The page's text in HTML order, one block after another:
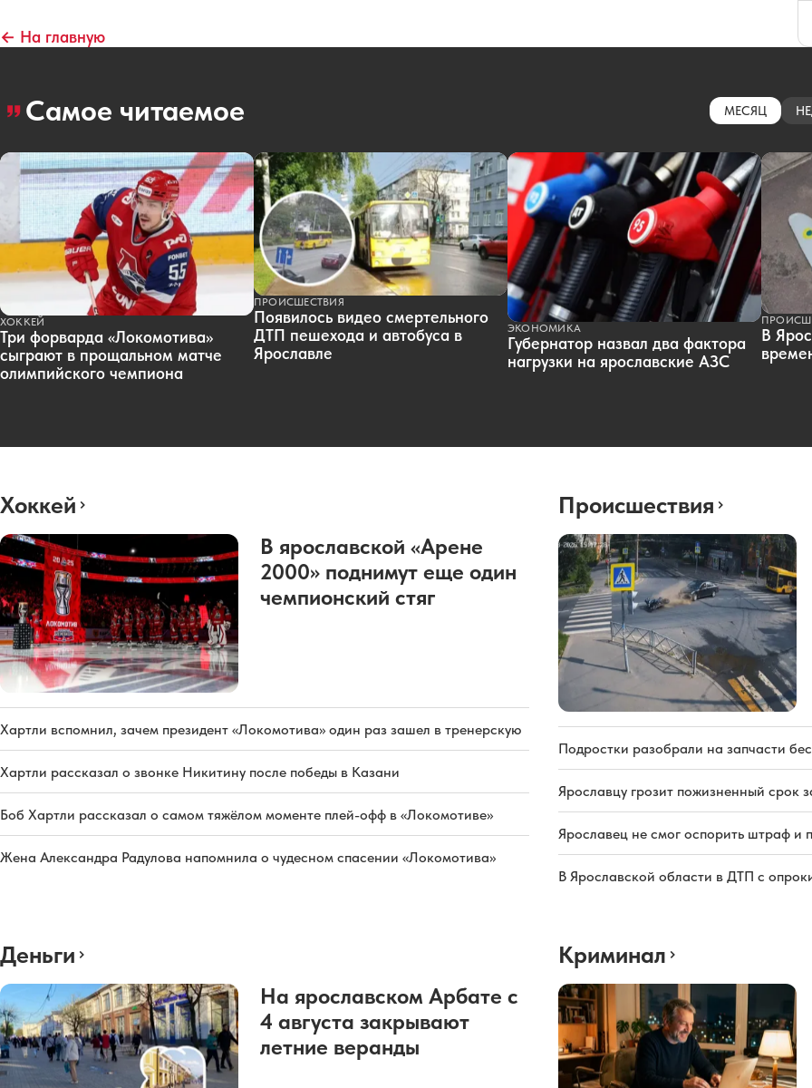
← На главную
Самое читаемое МЕСЯЦ
ХОККЕЙ
Три форварда «Локомотива»
сыграют в прощальном матче
олимпийского чемпиона
ПРОИСШЕСТВИЯ
Появилось видео смертельного
ДТП пешехода и автобуса в
Ярославле
ЭКОНОМИКА
Губернатор назвал два фактора
нагрузки на ярославские АЗС
В
Хоккей
В ярославской «Арене
2000» поднимут еще один
чемпионский стяг
Хартли вспомнил, зачем президент «Локомотива» один раз зашел в тренерскую
Хартли рассказал о звонке Никитину после победы в Казани
Боб Хартли рассказал о самом тяжёлом моменте плей-офф в «Локомотиве»
Жена Александра Радулова напомнила о чудесном спасении «Локомотива»
Происшествия
Подростки разобрали на запчасти
Ярославцу грозит пожизненный срок
Ярославец не смог оспорить штраф и
В Ярославской области в ДТП с
Деньги
На ярославском Арбате с
4 августа закрывают
летние веранды
Криминал